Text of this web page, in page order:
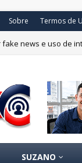
Sobre Termos de
news e uso de
SUZANO